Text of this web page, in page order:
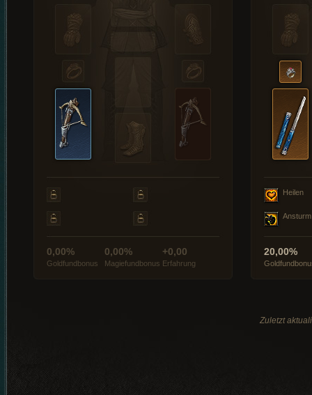
0,00%
Goldfundbonus
0,00%
Magiefundbonus
+0,00
Erfahrung
Heilen
Ansturm
20,00%
Zuletzt